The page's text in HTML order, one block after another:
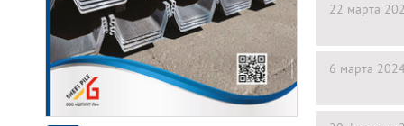
22 марта
6 марта